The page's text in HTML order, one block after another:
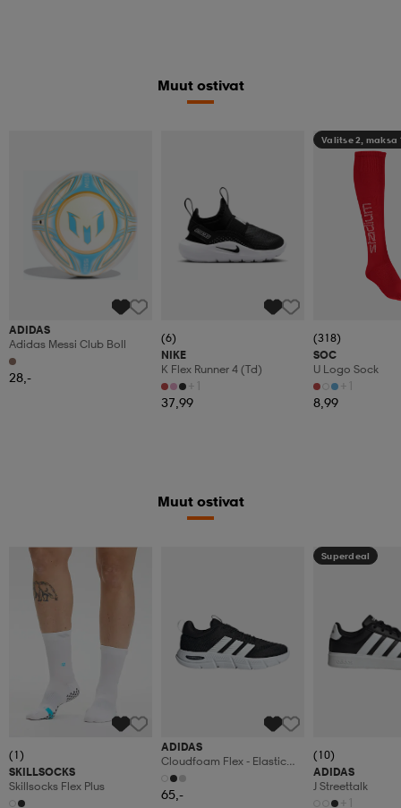
Muut ostivat
ADIDAS
Adidas Messi Club Boll
28,-
(6)
NIKE
K Flex Runner 4 (td)
+1
37,99
Valitse 2, maksa
(318)
SOC
U Logo Sock
+1
8,99
Muut ostivat
(1)
SKILLSOCKS
Skillsocks Flex Plus
ADIDAS
Cloudfoam Flex - Elastic
Laces
65,-
Superdeal
(10)
ADIDAS
J Streettalk
+1